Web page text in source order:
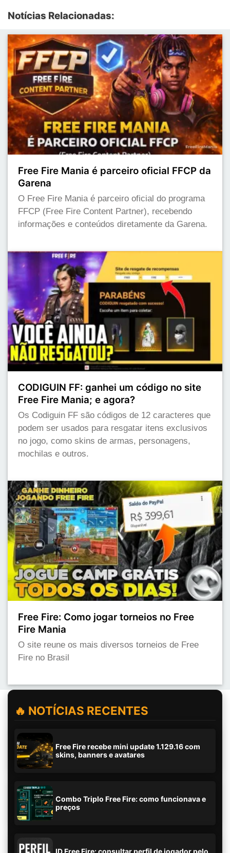
Notícias Relacionadas:
Free Fire Mania é parceiro oficial FFCP da
Garena
O Free Fire Mania é parceiro oficial do programa
FFCP (Free Fire Content Partner), recebendo
informações e conteúdos diretamente da Garena.
CODIGUIN FF: ganhei um código no site
Free Fire Mania; e agora?
Os Codiguin FF são códigos de 12 caracteres que
podem ser usados para resgatar itens exclusivos
no jogo, como skins de armas, personagens,
mochilas e outros.
Free Fire: Como jogar torneios no Free
Fire Mania
O site reune os mais diversos torneios de Free
Fire no Brasil
🔥 NOTÍCIAS RECENTES
Free Fire recebe mini update 1.129.16 com
skins, banners e avatares
Combo Triplo Free Fire: como funcionava e
preços
ID Free Fire: consultar perfil de jogador pelo